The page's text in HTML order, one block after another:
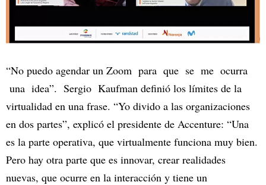
“No puedo agendar un Zoom para que se me ocurra
una idea”. Sergio Kaufman definió los límites de la
virtualidad en una frase. “Yo divido a las organizaciones
en dos partes”, explicó el presidente de Accenture: “Una
es la parte operativa, que virtualmente funciona muy bien.
Pero hay otra parte que es innovar, crear realidades
nuevas, que ocurre en la interacción y tiene un